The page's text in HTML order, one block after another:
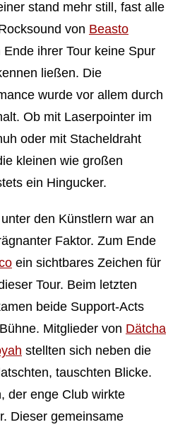
stand mehr still, fast alle
von Beasto
ihrer Tour keine Spur
ließen. Die
wurde vor allem durch
Ob mit Laserpointer im
oder mit Stacheldraht
kleinen wie großen
ein Hingucker.
den Künstlern war an
Faktor. Zum Ende
ein sichtbares Zeichen für
Tour. Beim letzten
beide Support-Acts
Mitglieder von Dätcha
stellten sich neben die
tauschten Blicke.
der enge Club wirkte
Dieser gemeinsame